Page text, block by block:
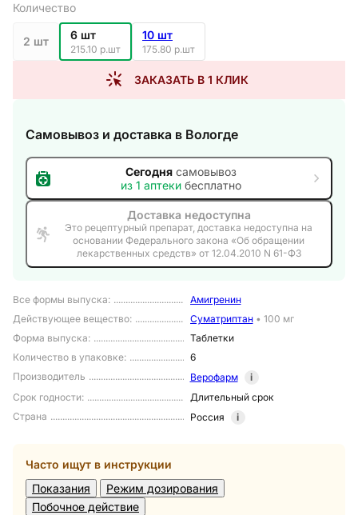
Все формы выпуска:
Амигренин
Действующее вещество: Суматриптан• 100 мг
Форма выпуска:
Таблетки
Количество в упаковке:
6
Производитель
Верофарм
i
Срок годности:
Длительный срок
Страна
Россия i
Часто ищут в инструкции
Показания
Режим дозирования
Побочное действие
Количество
2 шт 6 шт
215.10 р.шт
10 шт
175.80 р.шт
ЗАКАЗАТЬ В 1 КЛИК
Самовывоз и доставка в Вологде
Сегоднясамовывоз
из 1 аптекибесплатно
Доставка недоступна
Это рецептурный препарат, доставка недоступна на
основании Федерального закона «Об обращении
лекарственных средств» от 12.04.2010 N 61-ФЗ